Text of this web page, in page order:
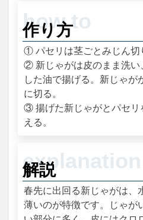
作り方
① パセリは茎ごとみじん切
② 新じゃがは皮のまま洗い
した油で揚げる。新じゃが
に切る。
③ 揚げた新じゃがとパセリ
える。
解説
春先に出回る新じゃがは、
薄いのが特徴です。じゃが